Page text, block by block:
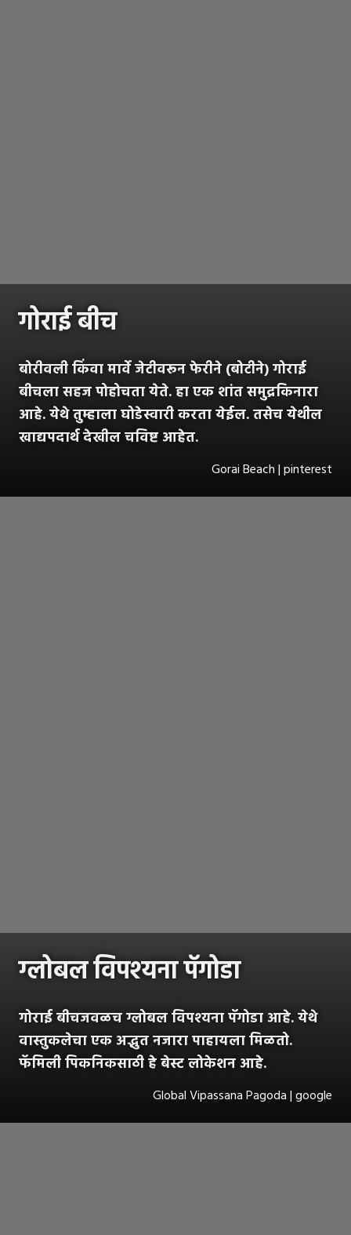
गोराई बीच
बोरीवली किंवा मार्वे जेटीवरून फेरीने (बोटीने) गोराई
बीचला सहज पोहोचता येते. हा एक शांत समुद्रकिनारा
आहे. येथे तुम्हाला घोडेस्वारी करता येईल. तसेच येथील
खाद्यपदार्थ देखील चविष्ट आहेत.
Gorai Beach | pinterest
ग्लोबल विपश्यना पॅगोडा
गोराई बीचजवळच ग्लोबल विपश्यना पॅगोडा आहे. येथे
वास्तुकलेचा एक अद्भुत नजारा पाहायला मिळतो.
फॅमिली पिकनिकसाठी हे बेस्ट लोकेशन आहे.
Global Vipassana Pagoda | google